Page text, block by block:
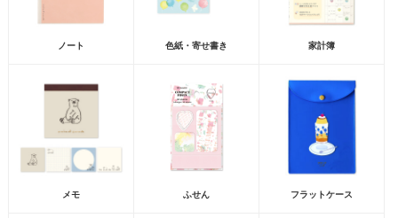
ノート 色紙・寄せ書き 家計簿
メモ ふせん フラットケース